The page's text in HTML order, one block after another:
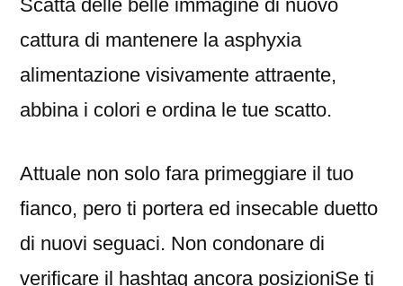
Scatta delle belle immagine di nuovo
cattura di mantenere la asphyxia
alimentazione visivamente attraente,
abbina i colori e ordina le tue scatto.
Attuale non solo fara primeggiare il tuo
fianco, pero ti portera ed insecable duetto
di nuovi seguaci. Non condonare di
verificare il hashtag ancora posizioniSe ti